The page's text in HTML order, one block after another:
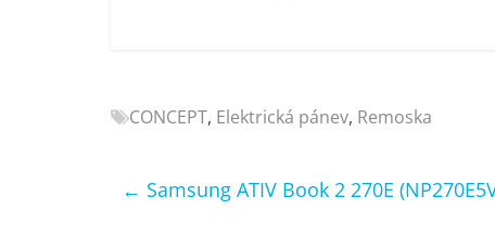
porovnání
recenze,
CONCEPT, Elektrická pánev, Remoska
← Samsung ATIV Book 2 270E